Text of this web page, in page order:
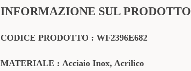
INFORMAZIONE SUL PRODOTTO
CODICE PRODOTTO : WF2396E682
MATERIALE : Acciaio Inox, Acrilico